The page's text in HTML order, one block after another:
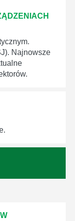
Najnowsze